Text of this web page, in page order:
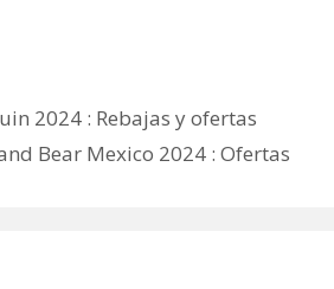
2024 : Rebajas y ofertas
Bear Mexico 2024 : Ofertas